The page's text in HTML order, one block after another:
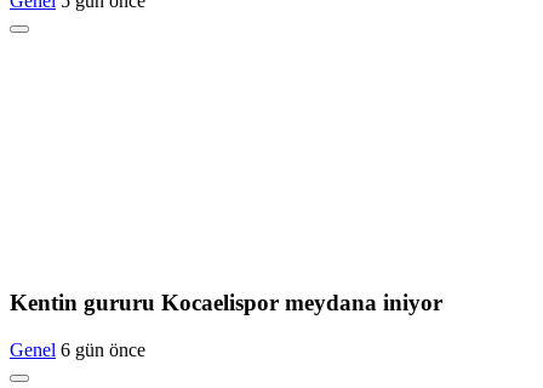
Kentin gururu Kocaelispor meydana iniyor
Genel 6 gün önce